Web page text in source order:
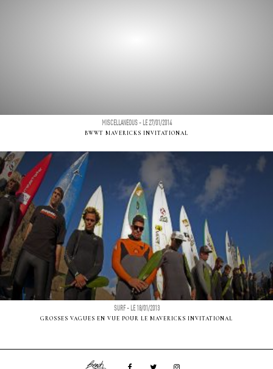
MISCELLANEOUS - LE 27/01/2014
BWWT MAVERICKS INVITATIONAL
SURF - LE 18/01/2013
GROSSES VAGUES EN VUE POUR LE MAVERICKS INVITATIONAL